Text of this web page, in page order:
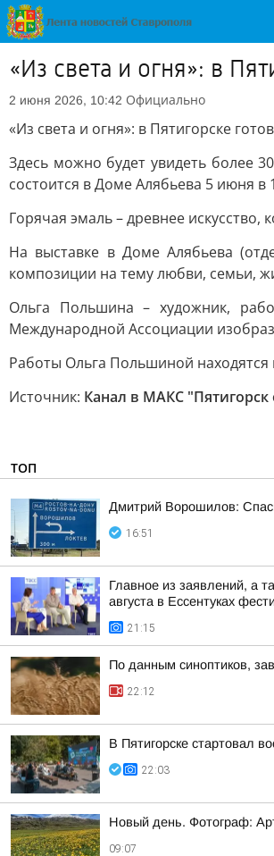
«Из света и огня»: в
2 июня 2026, 10:42 Официально
«Из света и огня»: в Пятигорске
Здесь можно будет увидеть более
состоится в Доме Алябьева 5 июня в
Горячая эмаль – древнее
На выставке в Доме Алябьева
композиции на тему любви, семьи,
Ольга Польшина – художник,
Международной Ассоциации
Работы Ольга Польшиной находятся
Источник: Канал в МАКС
ТОП
Дмитрий Ворошилов:
16:51
Главное из заявлений, а
августа в Ессентуках
21:15
По данным синоптиков,
22:12
В Пятигорске стартовал
22:03
Новый день. Фотограф:
09:07